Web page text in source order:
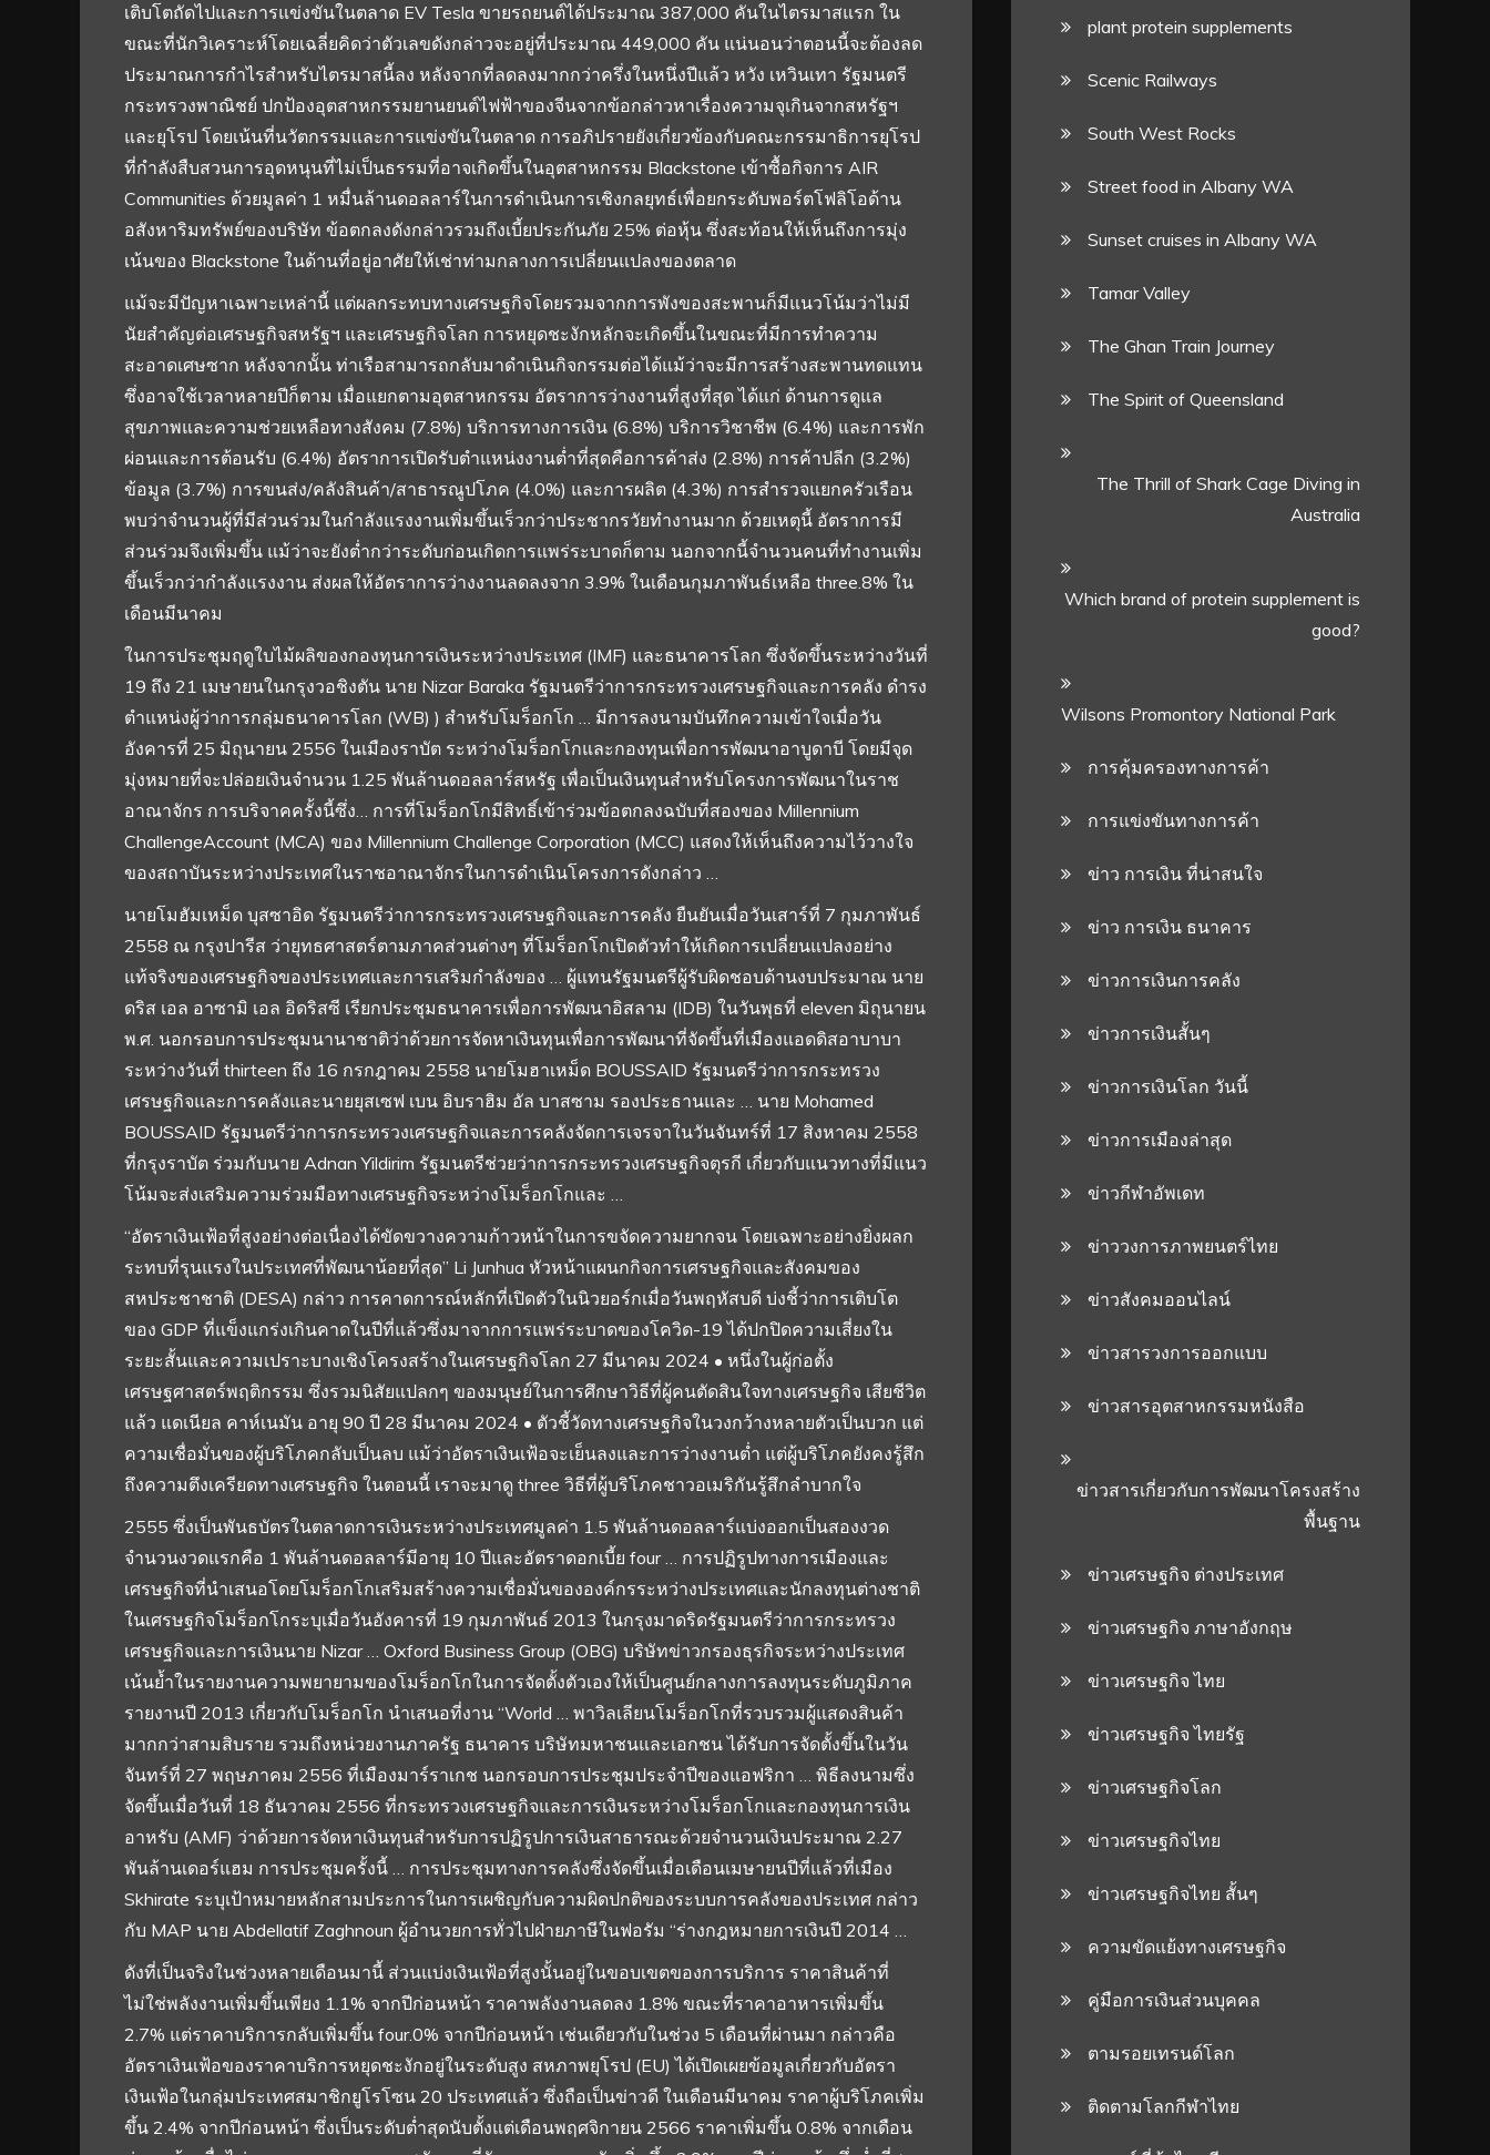
เติบโตถัดไปและการแข่งขันในตลาด EV Tesla ขายรถยนต์ได้ประมาณ 387,000 คันในไตรมาสแรก ใน
ขณะที่นักวิเคราะห์โดยเฉลี่ยคิดว่าตัวเลขดังกล่าวจะอยู่ที่ประมาณ 449,000 คัน แน่นอนว่าตอนนี้จะต้องลด
ประมาณการกำไรสำหรับไตรมาสนี้ลง หลังจากที่ลดลงมากกว่าครึ่งในหนึ่งปีแล้ว หวัง เหวินเทา รัฐมนตรี
กระทรวงพาณิชย์ ปกป้องอุตสาหกรรมยานยนต์ไฟฟ้าของจีนจากข้อกล่าวหาเรื่องความจุเกินจากสหรัฐฯ
และยุโรป โดยเน้นที่นวัตกรรมและการแข่งขันในตลาด การอภิปรายยังเกี่ยวข้องกับคณะกรรมาธิการยุโรป
ที่กำลังสืบสวนการอุดหนุนที่ไม่เป็นธรรมที่อาจเกิดขึ้นในอุตสาหกรรม Blackstone เข้าซื้อกิจการ AIR
Communities ด้วยมูลค่า 1 หมื่นล้านดอลลาร์ในการดำเนินการเชิงกลยุทธ์เพื่อยกระดับพอร์ตโฟลิโอด้าน
อสังหาริมทรัพย์ของบริษัท ข้อตกลงดังกล่าวรวมถึงเบี้ยประกันภัย 25% ต่อหุ้น ซึ่งสะท้อนให้เห็นถึงการมุ่ง
เน้นของ Blackstone ในด้านที่อยู่อาศัยให้เช่าท่ามกลางการเปลี่ยนแปลงของตลาด
แม้จะมีปัญหาเฉพาะเหล่านี้ แต่ผลกระทบทางเศรษฐกิจโดยรวมจากการพังของสะพานก็มีแนวโน้มว่าไม่มี
นัยสำคัญต่อเศรษฐกิจสหรัฐฯ และเศรษฐกิจโลก การหยุดชะงักหลักจะเกิดขึ้นในขณะที่มีการทำความ
สะอาดเศษซาก หลังจากนั้น ท่าเรือสามารถกลับมาดำเนินกิจกรรมต่อได้แม้ว่าจะมีการสร้างสะพานทดแทน
ซึ่งอาจใช้เวลาหลายปีก็ตาม เมื่อแยกตามอุตสาหกรรม อัตราการว่างงานที่สูงที่สุด ได้แก่ ด้านการดูแล
สุขภาพและความช่วยเหลือทางสังคม (7.8%) บริการทางการเงิน (6.8%) บริการวิชาชีพ (6.4%) และการพัก
ผ่อนและการต้อนรับ (6.4%) อัตราการเปิดรับตำแหน่งงานต่ำที่สุดคือการค้าส่ง (2.8%) การค้าปลีก (3.2%)
ข้อมูล (3.7%) การขนส่ง/คลังสินค้า/สาธารณูปโภค (4.0%) และการผลิต (4.3%) การสำรวจแยกครัวเรือน
พบว่าจำนวนผู้ที่มีส่วนร่วมในกำลังแรงงานเพิ่มขึ้นเร็วกว่าประชากรวัยทำงานมาก ด้วยเหตุนี้ อัตราการมี
ส่วนร่วมจึงเพิ่มขึ้น แม้ว่าจะยังต่ำกว่าระดับก่อนเกิดการแพร่ระบาดก็ตาม นอกจากนี้จำนวนคนที่ทำงานเพิ่ม
ขึ้นเร็วกว่ากำลังแรงงาน ส่งผลให้อัตราการว่างงานลดลงจาก 3.9% ในเดือนกุมภาพันธ์เหลือ three.8% ใน
เดือนมีนาคม
ในการประชุมฤดูใบไม้ผลิของกองทุนการเงินระหว่างประเทศ (IMF) และธนาคารโลก ซึ่งจัดขึ้นระหว่างวันที่
19 ถึง 21 เมษายนในกรุงวอชิงตัน นาย Nizar Baraka รัฐมนตรีว่าการกระทรวงเศรษฐกิจและการคลัง ดำรง
ตำแหน่งผู้ว่าการกลุ่มธนาคารโลก (WB) ) สำหรับโมร็อกโก … มีการลงนามบันทึกความเข้าใจเมื่อวัน
อังคารที่ 25 มิถุนายน 2556 ในเมืองราบัต ระหว่างโมร็อกโกและกองทุนเพื่อการพัฒนาอาบูดาบี โดยมีจุด
มุ่งหมายที่จะปล่อยเงินจำนวน 1.25 พันล้านดอลลาร์สหรัฐ เพื่อเป็นเงินทุนสำหรับโครงการพัฒนาในราช
อาณาจักร การบริจาคครั้งนี้ซึ่ง… การที่โมร็อกโกมีสิทธิ์เข้าร่วมข้อตกลงฉบับที่สองของ Millennium
ChallengeAccount (MCA) ของ Millennium Challenge Corporation (MCC) แสดงให้เห็นถึงความไว้วางใจ
ของสถาบันระหว่างประเทศในราชอาณาจักรในการดำเนินโครงการดังกล่าว …
นายโมฮัมเหม็ด บุสซาอิด รัฐมนตรีว่าการกระทรวงเศรษฐกิจและการคลัง ยืนยันเมื่อวันเสาร์ที่ 7 กุมภาพันธ์
2558 ณ กรุงปารีส ว่ายุทธศาสตร์ตามภาคส่วนต่างๆ ที่โมร็อกโกเปิดตัวทำให้เกิดการเปลี่ยนแปลงอย่าง
แท้จริงของเศรษฐกิจของประเทศและการเสริมกำลังของ … ผู้แทนรัฐมนตรีผู้รับผิดชอบด้านงบประมาณ นาย
ดริส เอล อาซามิ เอล อิดริสซี เรียกประชุมธนาคารเพื่อการพัฒนาอิสลาม (IDB) ในวันพุธที่ eleven มิถุนายน
พ.ศ. นอกรอบการประชุมนานาชาติว่าด้วยการจัดหาเงินทุนเพื่อการพัฒนาที่จัดขึ้นที่เมืองแอดดิสอาบาบา
ระหว่างวันที่ thirteen ถึง 16 กรกฎาคม 2558 นายโมฮาเหม็ด BOUSSAID รัฐมนตรีว่าการกระทรวง
เศรษฐกิจและการคลังและนายยุสเซฟ เบน อิบราฮิม อัล บาสซาม รองประธานและ … นาย Mohamed
BOUSSAID รัฐมนตรีว่าการกระทรวงเศรษฐกิจและการคลังจัดการเจรจาในวันจันทร์ที่ 17 สิงหาคม 2558
ที่กรุงราบัต ร่วมกับนาย Adnan Yildirim รัฐมนตรีช่วยว่าการกระทรวงเศรษฐกิจตุรกี เกี่ยวกับแนวทางที่มีแนว
โน้มจะส่งเสริมความร่วมมือทางเศรษฐกิจระหว่างโมร็อกโกและ …
“อัตราเงินเฟ้อที่สูงอย่างต่อเนื่องได้ขัดขวางความก้าวหน้าในการขจัดความยากจน โดยเฉพาะอย่างยิ่งผลก
ระทบที่รุนแรงในประเทศที่พัฒนาน้อยที่สุด” Li Junhua หัวหน้าแผนกกิจการเศรษฐกิจและสังคมของ
สหประชาชาติ (DESA) กล่าว การคาดการณ์หลักที่เปิดตัวในนิวยอร์กเมื่อวันพฤหัสบดี บ่งชี้ว่าการเติบโต
ของ GDP ที่แข็งแกร่งเกินคาดในปีที่แล้วซึ่งมาจากการแพร่ระบาดของโควิด-19 ได้ปกปิดความเสี่ยงใน
ระยะสั้นและความเปราะบางเชิงโครงสร้างในเศรษฐกิจโลก 27 มีนาคม 2024 • หนึ่งในผู้ก่อตั้ง
เศรษฐศาสตร์พฤติกรรม ซึ่งรวมนิสัยแปลกๆ ของมนุษย์ในการศึกษาวิธีที่ผู้คนตัดสินใจทางเศรษฐกิจ เสียชีวิต
แล้ว แดเนียล คาห์เนมัน อายุ 90 ปี 28 มีนาคม 2024 • ตัวชี้วัดทางเศรษฐกิจในวงกว้างหลายตัวเป็นบวก แต่
ความเชื่อมั่นของผู้บริโภคกลับเป็นลบ แม้ว่าอัตราเงินเฟ้อจะเย็นลงและการว่างงานต่ำ แต่ผู้บริโภคยังคงรู้สึก
ถึงความตึงเครียดทางเศรษฐกิจ ในตอนนี้ เราจะมาดู three วิธีที่ผู้บริโภคชาวอเมริกันรู้สึกลำบากใจ
2555 ซึ่งเป็นพันธบัตรในตลาดการเงินระหว่างประเทศมูลค่า 1.5 พันล้านดอลลาร์แบ่งออกเป็นสองงวด
จำนวนงวดแรกคือ 1 พันล้านดอลลาร์มีอายุ 10 ปีและอัตราดอกเบี้ย four … การปฏิรูปทางการเมืองและ
เศรษฐกิจที่นำเสนอโดยโมร็อกโกเสริมสร้างความเชื่อมั่นขององค์กรระหว่างประเทศและนักลงทุนต่างชาติ
ในเศรษฐกิจโมร็อกโกระบุเมื่อวันอังคารที่ 19 กุมภาพันธ์ 2013 ในกรุงมาดริดรัฐมนตรีว่าการกระทรวง
เศรษฐกิจและการเงินนาย Nizar … Oxford Business Group (OBG) บริษัทข่าวกรองธุรกิจระหว่างประเทศ
เน้นย้ำในรายงานความพยายามของโมร็อกโกในการจัดตั้งตัวเองให้เป็นศูนย์กลางการลงทุนระดับภูมิภาค
รายงานปี 2013 เกี่ยวกับโมร็อกโก นำเสนอที่งาน “World … พาวิลเลียนโมร็อกโกที่รวบรวมผู้แสดงสินค้า
มากกว่าสามสิบราย รวมถึงหน่วยงานภาครัฐ ธนาคาร บริษัทมหาชนและเอกชน ได้รับการจัดตั้งขึ้นในวัน
จันทร์ที่ 27 พฤษภาคม 2556 ที่เมืองมาร์ราเกช นอกรอบการประชุมประจำปีของแอฟริกา … พิธีลงนามซึ่ง
จัดขึ้นเมื่อวันที่ 18 ธันวาคม 2556 ที่กระทรวงเศรษฐกิจและการเงินระหว่างโมร็อกโกและกองทุนการเงิน
อาหรับ (AMF) ว่าด้วยการจัดหาเงินทุนสำหรับการปฏิรูปการเงินสาธารณะด้วยจำนวนเงินประมาณ 2.27
พันล้านเดอร์แฮม การประชุมครั้งนี้ … การประชุมทางการคลังซึ่งจัดขึ้นเมื่อเดือนเมษายนปีที่แล้วที่เมือง
Skhirate ระบุเป้าหมายหลักสามประการในการเผชิญกับความผิดปกติของระบบการคลังของประเทศ กล่าว
กับ MAP นาย Abdellatif Zaghnoun ผู้อำนวยการทั่วไปฝ่ายภาษีในฟอรัม “ร่างกฎหมายการเงินปี 2014 …
ดังที่เป็นจริงในช่วงหลายเดือนมานี้ ส่วนแบ่งเงินเฟ้อที่สูงนั้นอยู่ในขอบเขตของการบริการ ราคาสินค้าที่
ไม่ใช่พลังงานเพิ่มขึ้นเพียง 1.1% จากปีก่อนหน้า ราคาพลังงานลดลง 1.8% ขณะที่ราคาอาหารเพิ่มขึ้น
2.7% แต่ราคาบริการกลับเพิ่มขึ้น four.0% จากปีก่อนหน้า เช่นเดียวกับในช่วง 5 เดือนที่ผ่านมา กล่าวคือ
อัตราเงินเฟ้อของราคาบริการหยุดชะงักอยู่ในระดับสูง สหภาพยุโรป (EU) ได้เปิดเผยข้อมูลเกี่ยวกับอัตรา
เงินเฟ้อในกลุ่มประเทศสมาชิกยูโรโซน 20 ประเทศแล้ว ซึ่งถือเป็นข่าวดี ในเดือนมีนาคม ราคาผู้บริโภคเพิ่ม
ขึ้น 2.4% จากปีก่อนหน้า ซึ่งเป็นระดับต่ำสุดนับตั้งแต่เดือนพฤศจิกายน 2566 ราคาเพิ่มขึ้น 0.8% จากเดือน
plant protein supplements
Scenic Railways
South West Rocks
Street food in Albany WA
Sunset cruises in Albany WA
Tamar Valley
The Ghan Train Journey
The Spirit of Queensland
The Thrill of Shark Cage Diving in
Australia
Which brand of protein supplement is
good?
Wilsons Promontory National Park
การคุ้มครองทางการค้า
การแข่งขันทางการค้า
ข่าว การเงิน ที่น่าสนใจ
ข่าว การเงิน ธนาคาร
ข่าวการเงินการคลัง
ข่าวการเงินสั้นๆ
ข่าวการเงินโลก วันนี้
ข่าวการเมืองล่าสุด
ข่าวกีฬาอัพเดท
ข่าววงการภาพยนตร์ไทย
ข่าวสังคมออนไลน์
ข่าวสารวงการออกแบบ
ข่าวสารอุตสาหกรรมหนังสือ
ข่าวสารเกี่ยวกับการพัฒนาโครงสร้าง
พื้นฐาน
ข่าวเศรษฐกิจ ต่างประเทศ
ข่าวเศรษฐกิจ ภาษาอังกฤษ
ข่าวเศรษฐกิจ ไทย
ข่าวเศรษฐกิจ ไทยรัฐ
ข่าวเศรษฐกิจโลก
ข่าวเศรษฐกิจไทย
ข่าวเศรษฐกิจไทย สั้นๆ
ความขัดแย้งทางเศรษฐกิจ
คู่มือการเงินส่วนบุคคล
ตามรอยเทรนด์โลก
ติดตามโลกกีฬาไทย